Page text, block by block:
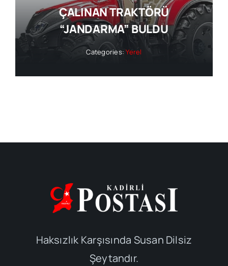
ÇALINAN TRAKTÖRÜ
“JANDARMA” BULDU
Categories:Yerel
Haksızlık Karşısında Susan Dilsiz
Şeytandır.